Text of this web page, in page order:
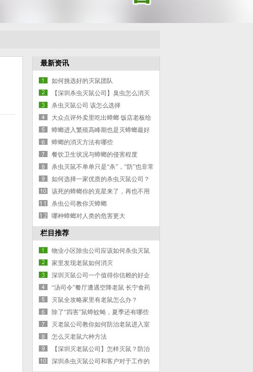
最新资讯
如何挑选好的灭鼠团队
【深圳杀虫灭鼠公司】臭虫怎么消灭
最彻底
杀虫灭鼠公司 该怎么选择
大众点评外卖里吃出蟑螂 饭店老板给
吃了
蟑螂进入繁殖高峰期也是灭蟑螂最好
时机什么时候灭蟑
蟑螂的消灭方法有哪些
餐饮卫生状况与蟑螂的侵害程度
杀虫灭鼠不单单只是“杀”，“防”也非常
重要
如何选择一家优质的杀虫灭鼠公司？
该死的蟑螂你的克星来了，再也不用
担心家里有蟑螂出没了
杀虫公司教你灭蟑螂
哪种蟑螂对人类的危害更大
栏目推荐
物业小区除虫公司应该如何杀虫灭鼠
家里发现老鼠如何消灭
深圳灭鼠公司一个值得你信赖的好企
业
“汤司令”餐厅遭遇空降老鼠 长宁食药
监已介入调查
灭鼠全攻略家里有老鼠怎么办？
除了“四害”鼠蟑蚊蝇，夏季还有哪些
虫虫需严防？
灭老鼠公司教你如何防治老鼠进入室
内？
怎么灭老鼠六种方法
【深圳灭老鼠公司】怎样灭鼠？防治
老鼠措施有哪些？
深圳杀虫灭鼠公司和客户对于工作的